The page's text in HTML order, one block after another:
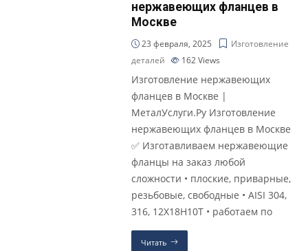
нержавеющих фланцев в
Москве
23 февраля, 2025
Изготовление
деталей
162Views
Изготовление нержавеющих
фланцев в Москве |
МеталУслуги.Ру Изготовление
нержавеющих фланцев в Москве
✅ Изготавливаем нержавеющие
фланцы на заказ любой
сложности • плоские, приварные,
резьбовые, свободные • AISI 304,
316, 12Х18Н10Т • работаем по
Читать